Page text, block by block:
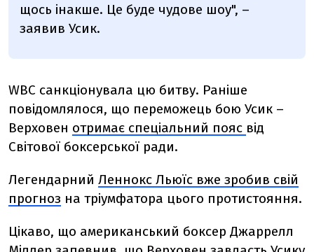
щось інакше. Це буде чудове шоу", –
заявив Усик.
WBC санкціонувала цю битву. Раніше
повідомлялося, що переможець бою Усик –
Верховен отримає спеціальний пояс від
Світової боксерської ради.
Легендарний Леннокс Льюїс вже зробив свій
прогноз на тріумфатора цього протистояння.
Цікаво, що американський боксер Джаррелл